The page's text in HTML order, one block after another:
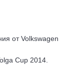
от Volkswagen
Cup 2014.